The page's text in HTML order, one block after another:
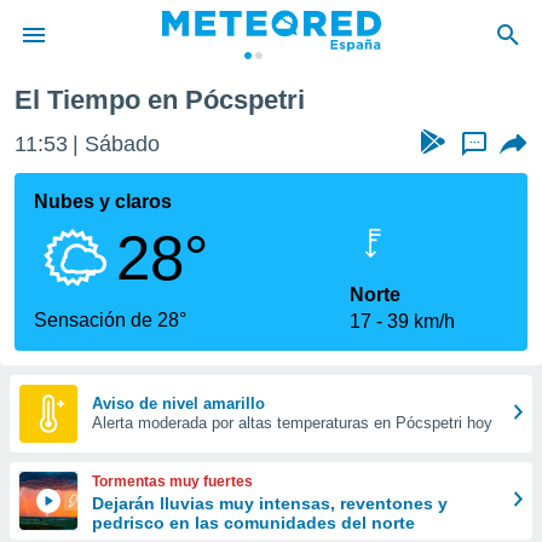
de
por
que se
calidad.
a este
las
y
forma
digital
basada
El Tiempo en Pócspetri
11:53 Sábado ...
Nubes y claros
28°
Sensación de 28°
Norte
17
39 km/h
Aviso de nivel amarillo
Alerta moderada por altas temperaturas en Pócspetri hoy
Tormentas muy fuertes
Dejarán lluvias muy intensas, reventones y
pedrisco en las comunidades del norte